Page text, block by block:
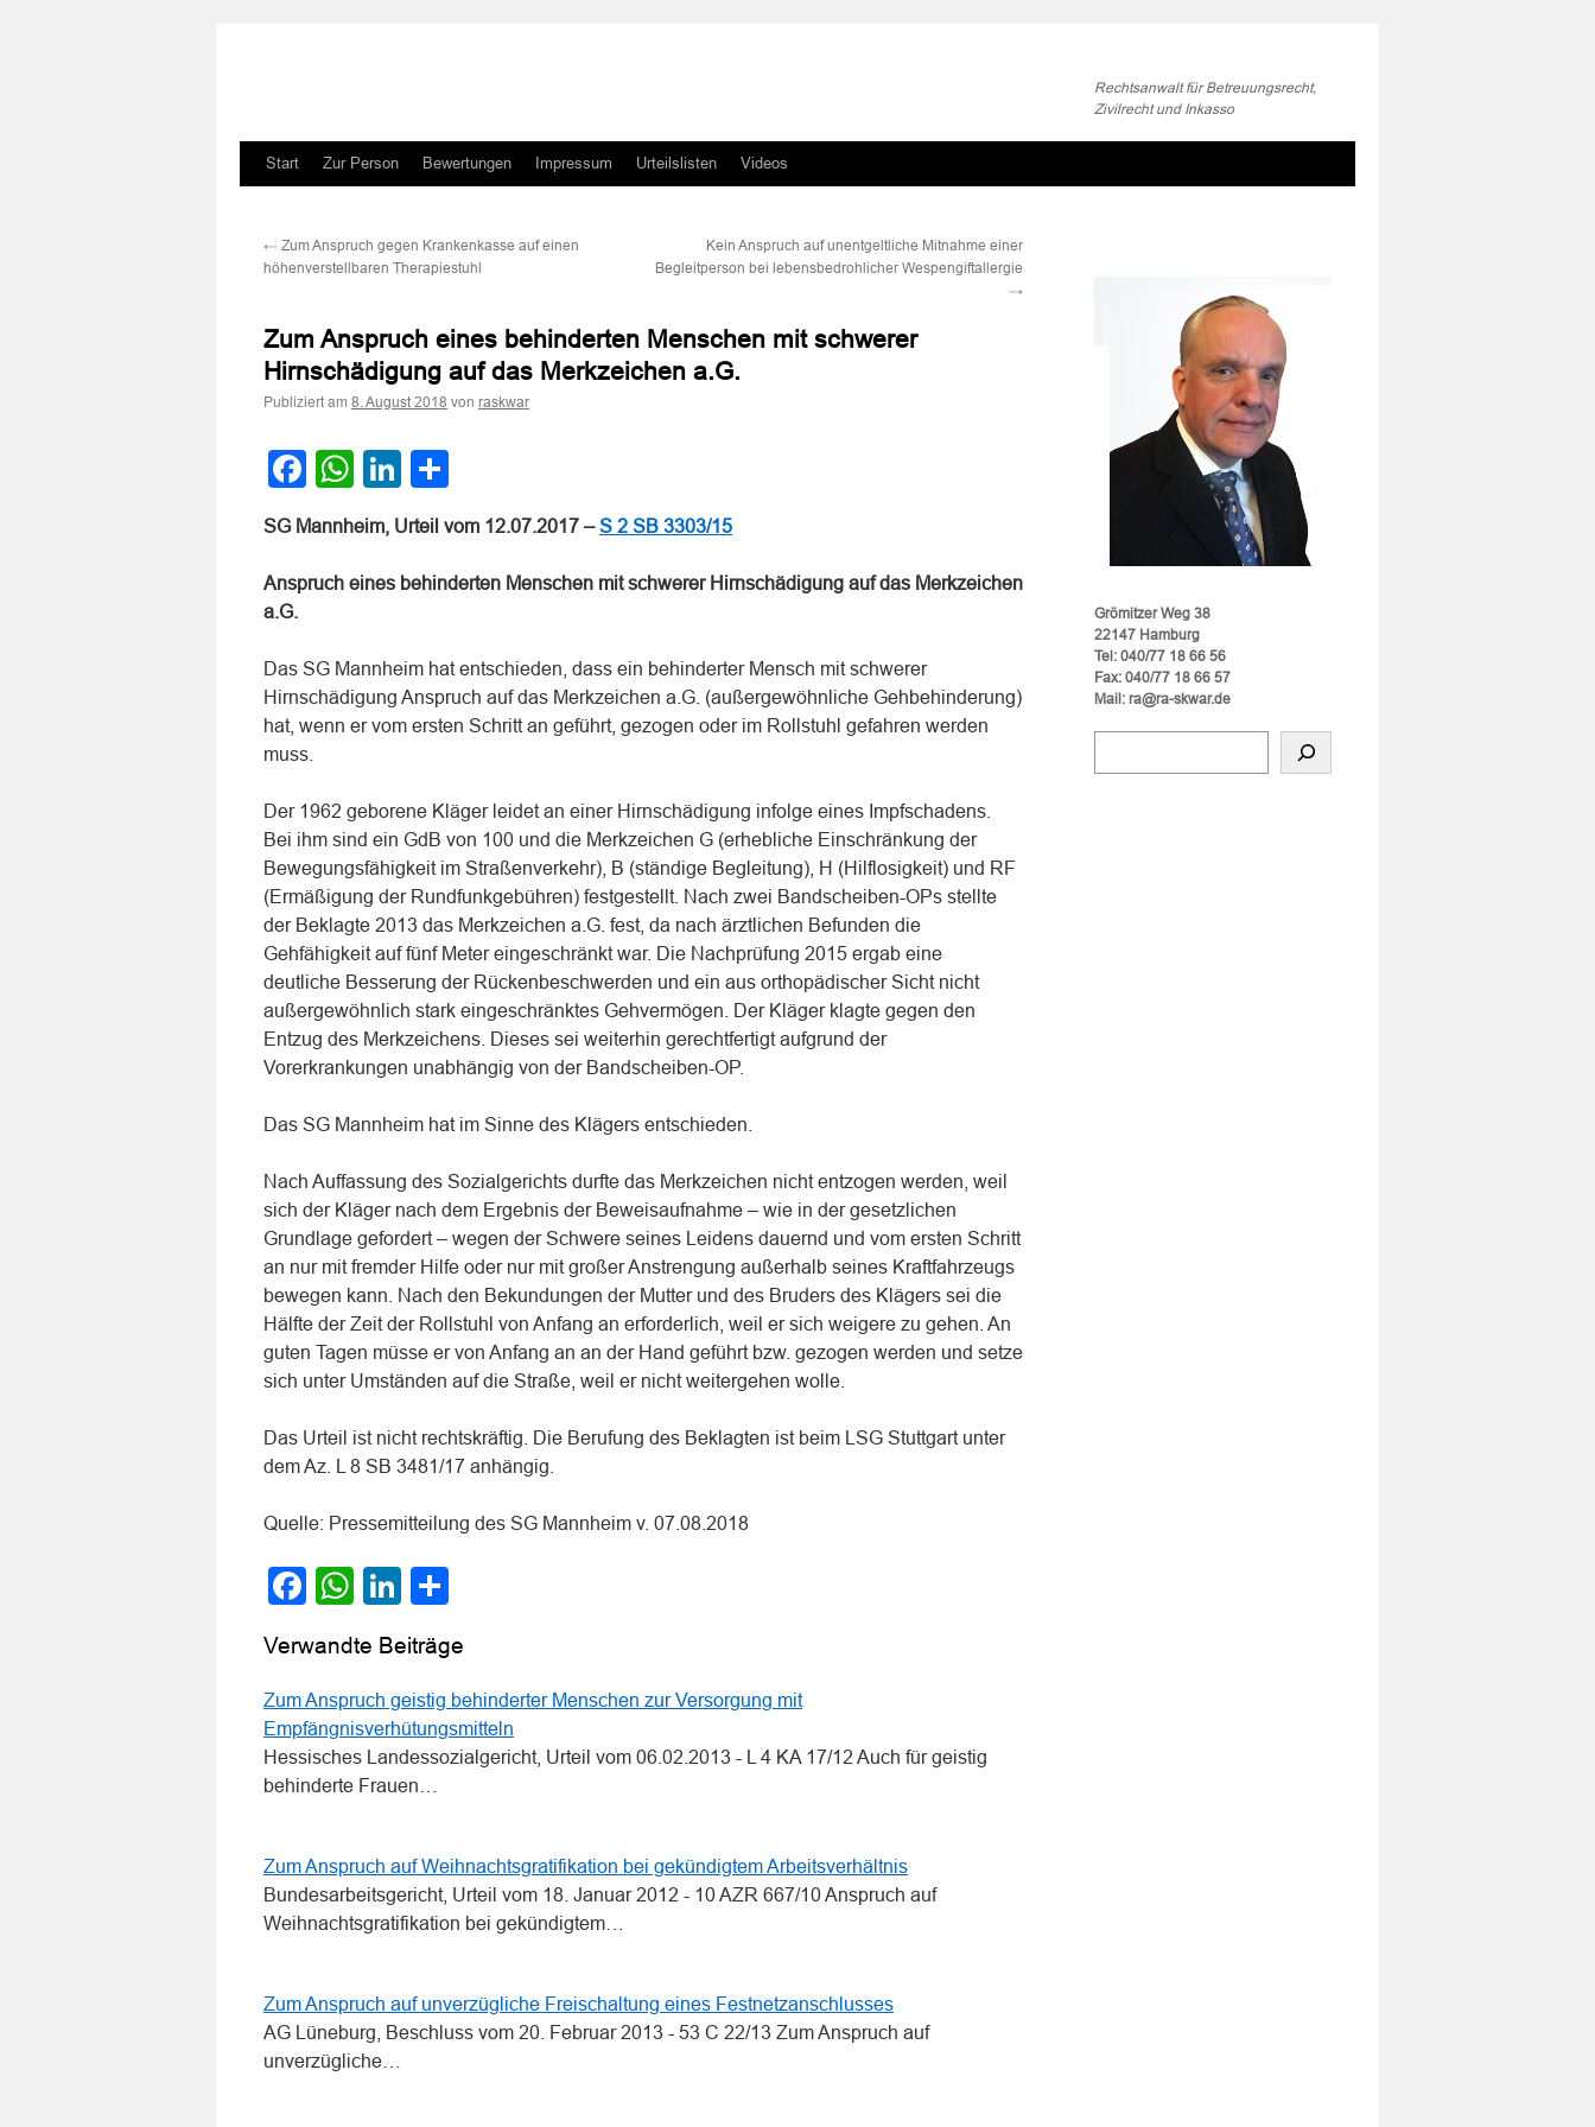
Rechtsanwalt für Betreuungsrecht,
Zivilrecht und Inkasso
Zum
springen
Start Zur Person Bewertungen Impressum Urteilslisten Videos
← Zum Anspruch gegen Krankenkasse auf einen
höhenverstellbaren Therapiestuhl
Kein Anspruch auf unentgeltliche Mitnahme einer
Begleitperson bei lebensbedrohlicher Wespengiftallergie
→
Zum Anspruch eines behinderten Menschen mit schwerer
Hirnschädigung auf das Merkzeichen a.G.
Publiziert am 8. August 2018 von raskwar
Facebook
WhatsApp
LinkedIn
SG Mannheim, Urteil vom 12.07.2017 –S 2 SB 3303/15
Anspruch eines behinderten Menschen mit schwerer Hirnschädigung auf das Merkzeichen
a.G.
Das SG Mannheim hat entschieden, dass ein behinderter Mensch mit schwerer
Hirnschädigung Anspruch auf das Merkzeichen a.G. (außergewöhnliche Gehbehinderung)
hat, wenn er vom ersten Schritt an geführt, gezogen oder im Rollstuhl gefahren werden
muss.
Der 1962 geborene Kläger leidet an einer Hirnschädigung infolge eines Impfschadens.
Bei ihm sind ein GdB von 100 und die Merkzeichen G (erhebliche Einschränkung der
Bewegungsfähigkeit im Straßenverkehr), B (ständige Begleitung), H (Hilflosigkeit) und RF
(Ermäßigung der Rundfunkgebühren) festgestellt. Nach zwei Bandscheiben-OPs stellte
der Beklagte 2013 das Merkzeichen a.G. fest, da nach ärztlichen Befunden die
Gehfähigkeit auf fünf Meter eingeschränkt war. Die Nachprüfung 2015 ergab eine
deutliche Besserung der Rückenbeschwerden und ein aus orthopädischer Sicht nicht
außergewöhnlich stark eingeschränktes Gehvermögen. Der Kläger klagte gegen den
Entzug des Merkzeichens. Dieses sei weiterhin gerechtfertigt aufgrund der
Vorerkrankungen unabhängig von der Bandscheiben-OP.
Das SG Mannheim hat im Sinne des Klägers entschieden.
Nach Auffassung des Sozialgerichts durfte das Merkzeichen nicht entzogen werden, weil
sich der Kläger nach dem Ergebnis der Beweisaufnahme – wie in der gesetzlichen
Grundlage gefordert – wegen der Schwere seines Leidens dauernd und vom ersten Schritt
an nur mit fremder Hilfe oder nur mit großer Anstrengung außerhalb seines Kraftfahrzeugs
bewegen kann. Nach den Bekundungen der Mutter und des Bruders des Klägers sei die
Hälfte der Zeit der Rollstuhl von Anfang an erforderlich, weil er sich weigere zu gehen. An
guten Tagen müsse er von Anfang an an der Hand geführt bzw. gezogen werden und setze
sich unter Umständen auf die Straße, weil er nicht weitergehen wolle.
Das Urteil ist nicht rechtskräftig. Die Berufung des Beklagten ist beim LSG Stuttgart unter
dem Az. L 8 SB 3481/17 anhängig.
Quelle: Pressemitteilung des SG Mannheim v. 07.08.2018
Facebook
WhatsApp
LinkedIn
Verwandte Beiträge
Zum Anspruch geistig behinderter Menschen zur Versorgung mit
Empfängnisverhütungsmitteln
Hessisches Landessozialgericht, Urteil vom 06.02.2013 - L 4 KA 17/12 Auch für geistig
behinderte Frauen…
Zum Anspruch auf Weihnachtsgratifikation bei gekündigtem Arbeitsverhältnis
Bundesarbeitsgericht, Urteil vom 18. Januar 2012 - 10 AZR 667/10 Anspruch auf
Weihnachtsgratifikation bei gekündigtem…
Zum Anspruch auf unverzügliche Freischaltung eines Festnetzanschlusses
AG Lüneburg, Beschluss vom 20. Februar 2013 - 53 C 22/13 Zum Anspruch auf
unverzügliche…
Grömitzer Weg 38
22147 Hamburg
Tel: 040/77 18 66 56
Fax: 040/77 18 66 57
Mail: ra@ra-skwar.de